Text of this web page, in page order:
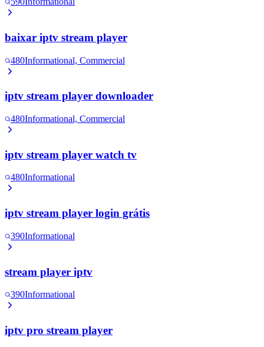
baixar iptv stream player
480Informational, Commercial
iptv stream player downloader
480Informational, Commercial
iptv stream player watch tv
480Informational
iptv stream player login grátis
390Informational
stream player iptv
390Informational
iptv pro stream player